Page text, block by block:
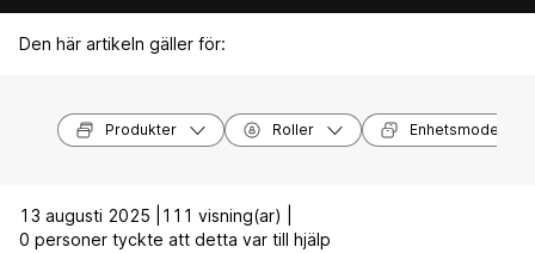
Den här artikeln gäller för:
Produkter Roller Enhetsmodeller
13 augusti 2025 |
111 visning(ar) |
0 personer tyckte att detta var till hjälp